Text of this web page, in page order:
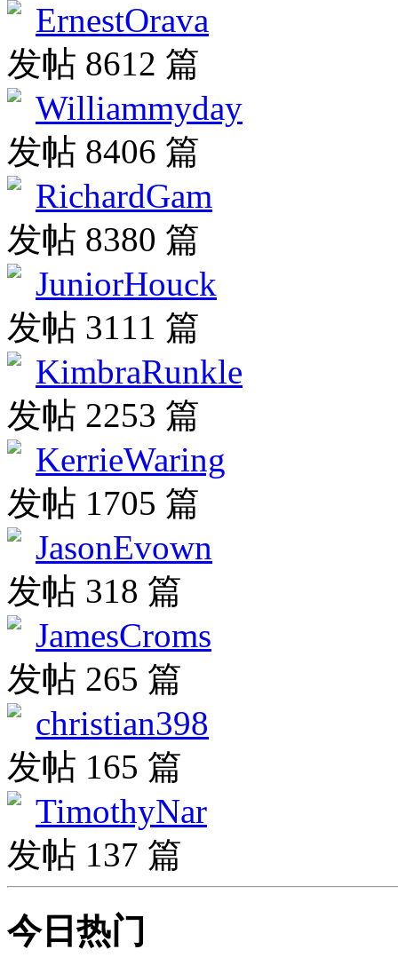
ErnestOrava
发帖 8612 篇
Williammyday
发帖 8406 篇
RichardGam
发帖 8380 篇
JuniorHouck
发帖 3111 篇
KimbraRunkle
发帖 2253 篇
KerrieWaring
发帖 1705 篇
JasonEvown
发帖 318 篇
JamesCroms
发帖 265 篇
christian398
发帖 165 篇
TimothyNar
发帖 137 篇
今日热门